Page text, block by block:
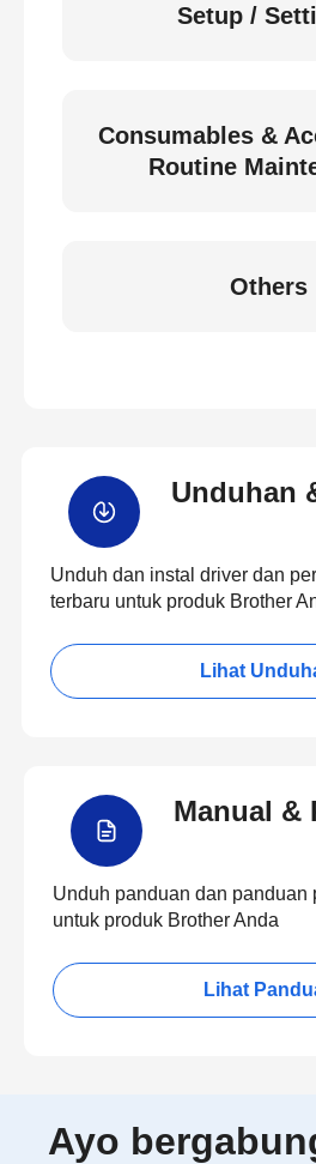
Setup /
Consumables &
Routine
Others
Unduhan
Unduh dan instal driver dan
terbaru untuk produk Brother
Lihat
Manual &
Unduh panduan dan panduan
untuk produk Brother Anda
Lihat
Ayo